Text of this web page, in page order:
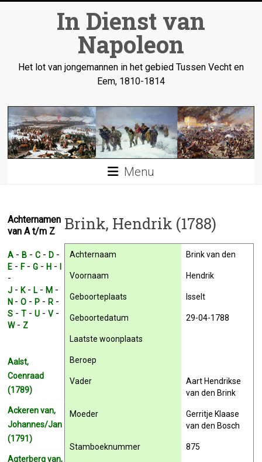
In Dienst van
Napoleon
Het lot van jongemannen in het gebied Tussen Vecht en
Eem, 1810-1814
Menu
Brink, Hendrik (1788)
Achternaam Brink van den
Voornaam Hendrik
Geboorteplaats Isselt
Geboortedatum 29-04-1788
Laatste woonplaats
Beroep
Vader
Aart Hendrikse
van den Brink
Moeder
Gerritje Klaase
van den Bosch
Stamboeknummer 875
Achternamen
van A t/m Z
A -B -C -D -
E -F-G -H -
-
J -K-L-M -
N -O -P -R -
S -T -U -V-
W- Z
Aalst,
Coenraad
(1789)
Ackeren van,
Johannes/Jan
(1791)
Agterberg van,